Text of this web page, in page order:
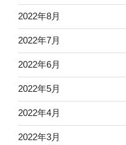
2022年8月
2022年7月
2022年6月
2022年5月
2022年4月
2022年3月